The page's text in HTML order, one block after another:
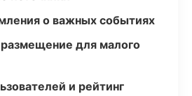
о важных событиях
для малого
и рейтинг